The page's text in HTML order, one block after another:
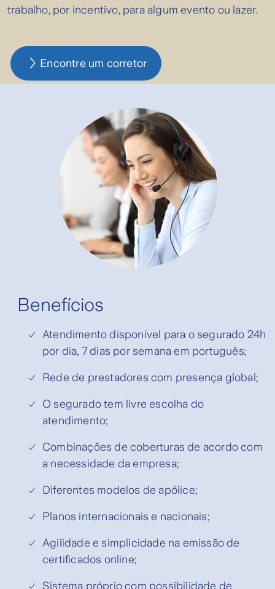
trabalho, por incentivo, para algum evento ou lazer.
Encontre um corretor
Benefícios
Atendimento disponível para o segurado 24h
por dia, 7 dias por semana em português;
Rede de prestadores com presença global;
O segurado tem livre escolha do
atendimento;
Combinações de coberturas de acordo com
a necessidade da empresa;
Diferentes modelos de apólice;
Planos internacionais e nacionais;
Agilidade e simplicidade na emissão de
certificados online;
Sistema próprio com possibilidade de